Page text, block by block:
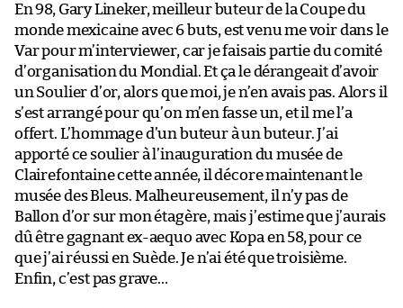
En 98, Gary Lineker, meilleur buteur de la Coupe du
monde mexicaine avec 6 buts, est venu me voir dans le
Var pour m’interviewer, car je faisais partie du comité
d’organisation du Mondial. Et ça le dérangeait d’avoir
un Soulier d’or, alors que moi, je n’en avais pas. Alors il
s’est arrangé pour qu’on m’en fasse un, et il me l’a
offert. L’hommage d’un buteur à un buteur. J’ai
apporté ce soulier à l’inauguration du musée de
Clairefontaine cette année, il décore maintenant le
musée des Bleus. Malheureusement, il n’y pas de
Ballon d’or sur mon étagère, mais j’estime que j’aurais
dû être gagnant ex-aequo avec Kopa en 58, pour ce
que j’ai réussi en Suède. Je n’ai été que troisième.
Enfin, c’est pas grave…